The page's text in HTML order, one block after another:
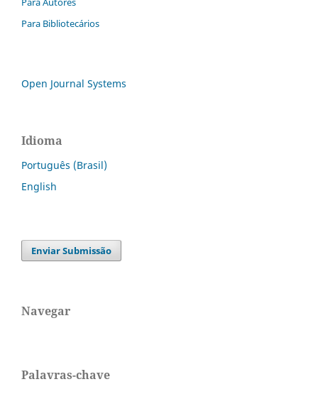
Para Bibliotecários
Open Journal Systems
Idioma
Português (Brasil)
English
Enviar Submissão
Navegar
Palavras-chave